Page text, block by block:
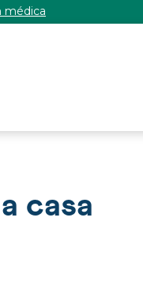
médica
casa